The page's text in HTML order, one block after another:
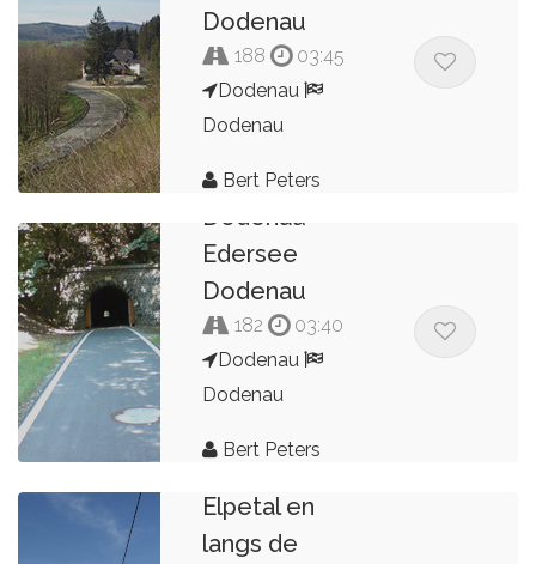
Dodenau
188
03:45
Dodenau
Dodenau
Bert Peters
Dodenau
Edersee
Dodenau
182
03:40
Dodenau
Dodenau
Bert Peters
Elpetal en
langs de